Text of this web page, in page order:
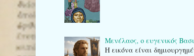
Μενέλαος, ο ευγενικός
Η εικόνα είναι